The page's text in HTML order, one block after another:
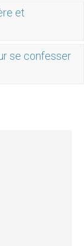
et
se confesser